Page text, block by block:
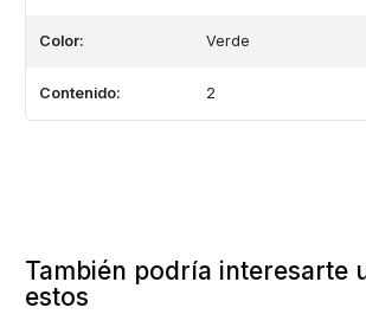
Color: Verde
Contenido: 2
También podría interesarte
estos